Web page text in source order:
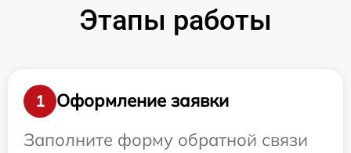
Этапы работы
1
Оформление заявки
Заполните форму обратной связи